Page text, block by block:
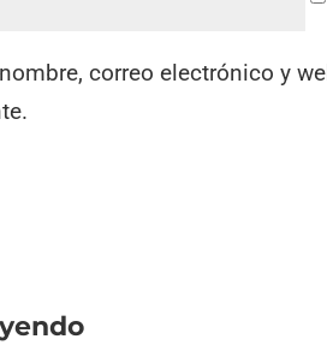
correo electrónico y